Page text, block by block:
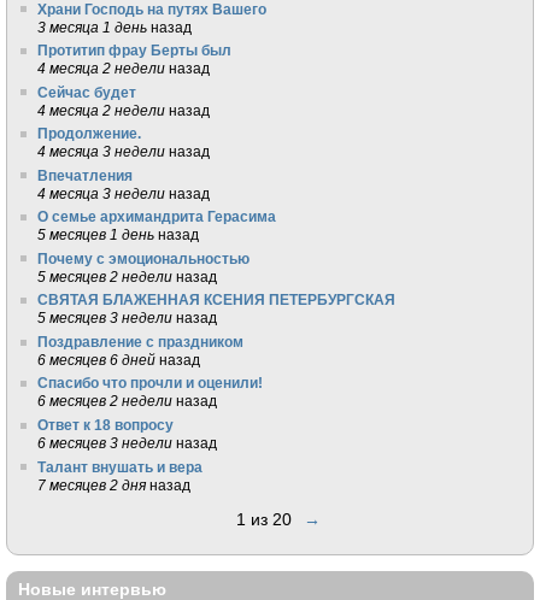
Храни Господь на путях Вашего
3 месяца 1 день назад
Протитип фрау Берты был
4 месяца 2 недели назад
Сейчас будет
4 месяца 2 недели назад
Продолжение.
4 месяца 3 недели назад
Впечатления
4 месяца 3 недели назад
О семье архимандрита Герасима
5 месяцев 1 день назад
Почему с эмоциональностью
5 месяцев 2 недели назад
СВЯТАЯ БЛАЖЕННАЯ КСЕНИЯ ПЕТЕРБУРГСКАЯ
5 месяцев 3 недели назад
Поздравление с праздником
6 месяцев 6 дней назад
Спасибо что прочли и оценили!
6 месяцев 2 недели назад
Ответ к 18 вопросу
6 месяцев 3 недели назад
Талант внушать и вера
7 месяцев 2 дня назад
1 из 20 →
Новые интервью